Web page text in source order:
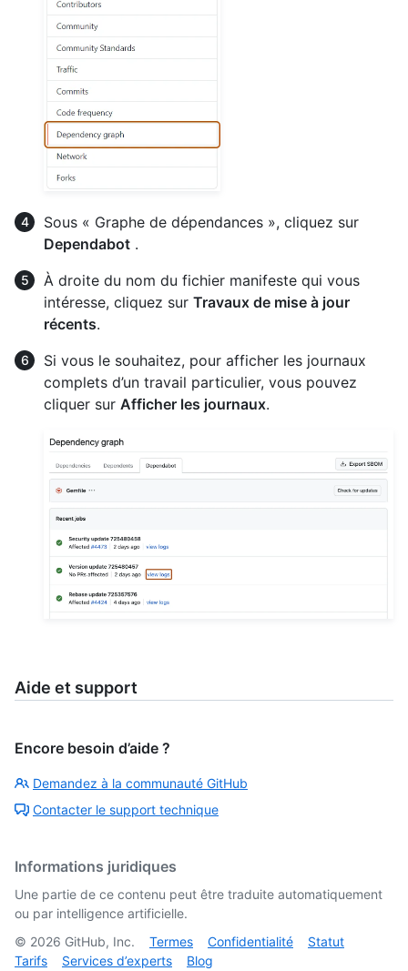
Sous « Graphe de dépendances », cliquez sur
Dependabot .
À droite du nom du fichier manifeste qui vous
intéresse, cliquez sur Travaux de mise à jour
récents.
Si vous le souhaitez, pour afficher les journaux
complets d’un travail particulier, vous pouvez
cliquer sur Afficher les journaux.
Aide et support
Encore besoin d’aide ?
Demandez à la communauté GitHub
Contacter le support technique
Informations juridiques
Une partie de ce contenu peut être traduite automatiquement
ou par intelligence artificielle.
© 2026 GitHub, Inc. Termes Confidentialité
Statut
Tarifs
Services d’experts Blog